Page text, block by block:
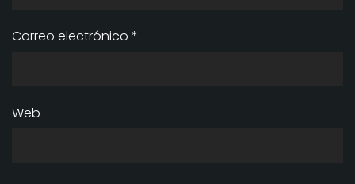
Correo electrónico *
Web